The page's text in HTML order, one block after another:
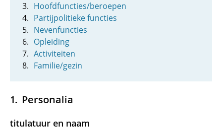
Hoofdfuncties/beroepen
Partijpolitieke functies
Nevenfuncties
Opleiding
Activiteiten
Familie/gezin
Personalia
titulatuur en naam